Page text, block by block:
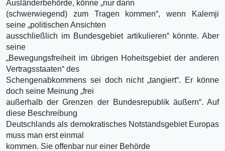
Ausländerbehörde, könne „nur dann
(schwerwiegend) zum Tragen kommen“, wenn Kalemji
seine „politischen Ansichten
ausschließlich im Bundesgebiet artikulieren“ könnte. Aber
seine
„Bewegungsfreiheit im übrigen Hoheitsgebiet der anderen
Vertragsstaaten“ des
Schengenabkommens sei doch nicht „tangiert“. Er könne
doch seine Meinung „frei
außerhalb der Grenzen der Bundesrepublik äußern“. Auf
diese Beschreibung
Deutschlands als demokratisches Notstandsgebiet Europas
muss man erst einmal
kommen. Sie offenbar nur einer Behörde